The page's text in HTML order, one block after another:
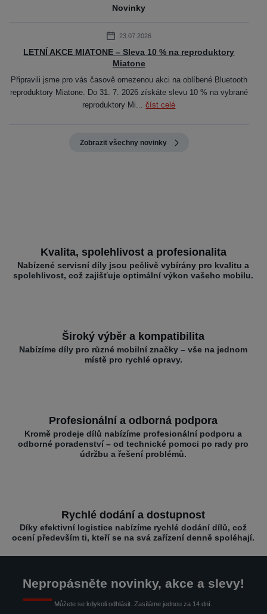
Novinky
23.07.2026
LETNÍ AKCE MIATONE – Sleva 10 % na reproduktory
Miatone
Připravili jsme pro vás časově omezenou akci na oblíbené Bluetooth
reproduktory Miatone. Do 31. 7. 2026 získáte slevu 10 % na vybrané
reproduktory Mi...číst celé
Zobrazit všechny novinky
Kvalita, spolehlivost a profesionalita
Nabízené servisní díly jsou pečlivě vybírány pro kvalitu a
spolehlivost, což zajišťuje optimální výkon vašeho mobilu.
Široký výběr a kompatibilita
Nabízíme díly pro různé mobilní značky – vše na jednom
místě pro rychlé opravy.
Profesionální a odborná podpora
Kromě prodeje dílů nabízíme profesionální podporu a
odborné poradenství – od technické pomoci po rady pro
údržbu a řešení problémů.
Rychlé dodání a dostupnost
Díky efektivní logistice nabízíme rychlé dodání dílů, což
ocení především ti, kteří se na svá zařízení denně spoléhají.
Nepropásněte novinky, akce a slevy!
Můžete se kdykoli odhlásit. Zasíláme jednou za 14 dní.